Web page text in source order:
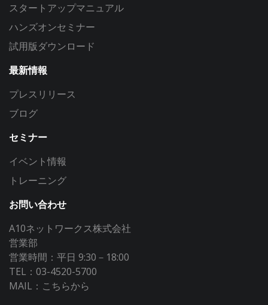
スタートアップマニュアル
ハンズオンセミナー
試用版ダウンロード
最新情報
プレスリリース
ブログ
セミナー
イベント情報
トレーニング
お問い合わせ
A10ネットワークス株式会社
営業部
営業時間：平日 9:30－18:00
TEL：03-4520-5700
MAIL： こちらから